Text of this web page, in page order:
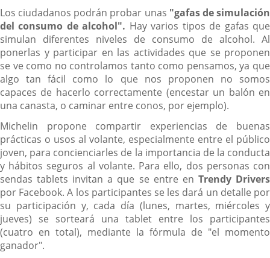
Los ciudadanos podrán probar unas "gafas de simulación
del consumo de alcohol". Hay varios tipos de gafas que
simulan diferentes niveles de consumo de alcohol. Al
ponerlas y participar en las actividades que se proponen
se ve como no controlamos tanto como pensamos, ya que
algo tan fácil como lo que nos proponen no somos
capaces de hacerlo correctamente (encestar un balón en
una canasta, o caminar entre conos, por ejemplo).
Michelin propone compartir experiencias de buenas
prácticas o usos al volante, especialmente entre el público
joven, para concienciarles de la importancia de la conducta
y hábitos seguros al volante. Para ello, dos personas con
sendas tablets invitan a que se entre en Trendy Drivers
por Facebook. A los participantes se les dará un detalle por
su participación y, cada día (lunes, martes, miércoles y
jueves) se sorteará una tablet entre los participantes
(cuatro en total), mediante la fórmula de "el momento
ganador".